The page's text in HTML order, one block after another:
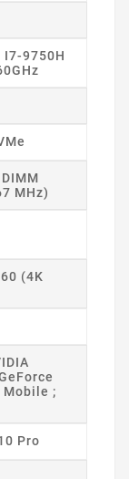
I7-9750H
MHz)
(4K
Mobile ;
Pro